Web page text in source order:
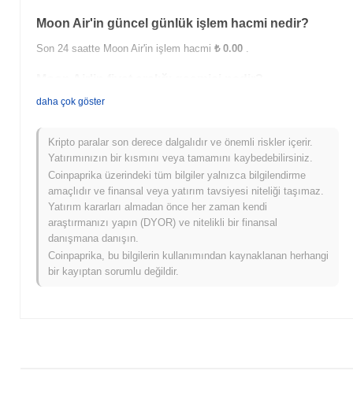
Moon Air'in güncel günlük işlem hacmi nedir?
Son 24 saatte Moon Air'in işlem hacmi ₺ 0.00 .
Tüm Zamanların En Yüksek Değeri (ATH):
Moon Air şu anda ATH'sinin ~100.00% altında işlem görüyor .
Moon Air, daha geniş kripto piyasasıyla
karşılaştırıldığında nasıl performans gösteriyor?
Son 7 günde Moon Air 0.00%kazandı, genel kripto piyasasından
0.01%düşüş kaydeden daha iyi performans gösterdi. Bu, daha
geniş piyasa momentumuna göre MOONAIR'ün fiyat hareketinde
güçlü performans gösterdiğini belirtir.
daha çok göster
Kripto paralar son derece dalgalıdır ve önemli riskler içerir.
Yatırımınızın bir kısmını veya tamamını kaybedebilirsiniz.
Coinpaprika üzerindeki tüm bilgiler yalnızca bilgilendirme
amaçlıdır ve finansal veya yatırım tavsiyesi niteliği taşımaz.
Yatırım kararları almadan önce her zaman kendi
araştırmanızı yapın (DYOR) ve nitelikli bir finansal
danışmana danışın.
Coinpaprika, bu bilgilerin kullanımından kaynaklanan herhangi
bir kayıptan sorumlu değildir.